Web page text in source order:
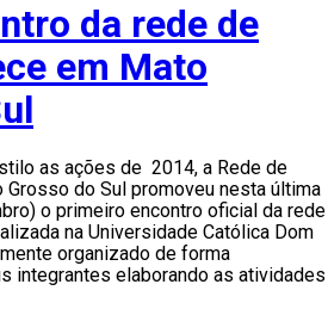
da rede de
em Mato
as ações de 2014, a Rede de
do Sul promoveu nesta última
o primeiro encontro oficial da rede
na Universidade Católica Dom
organizado de forma
integrantes elaborando as atividades